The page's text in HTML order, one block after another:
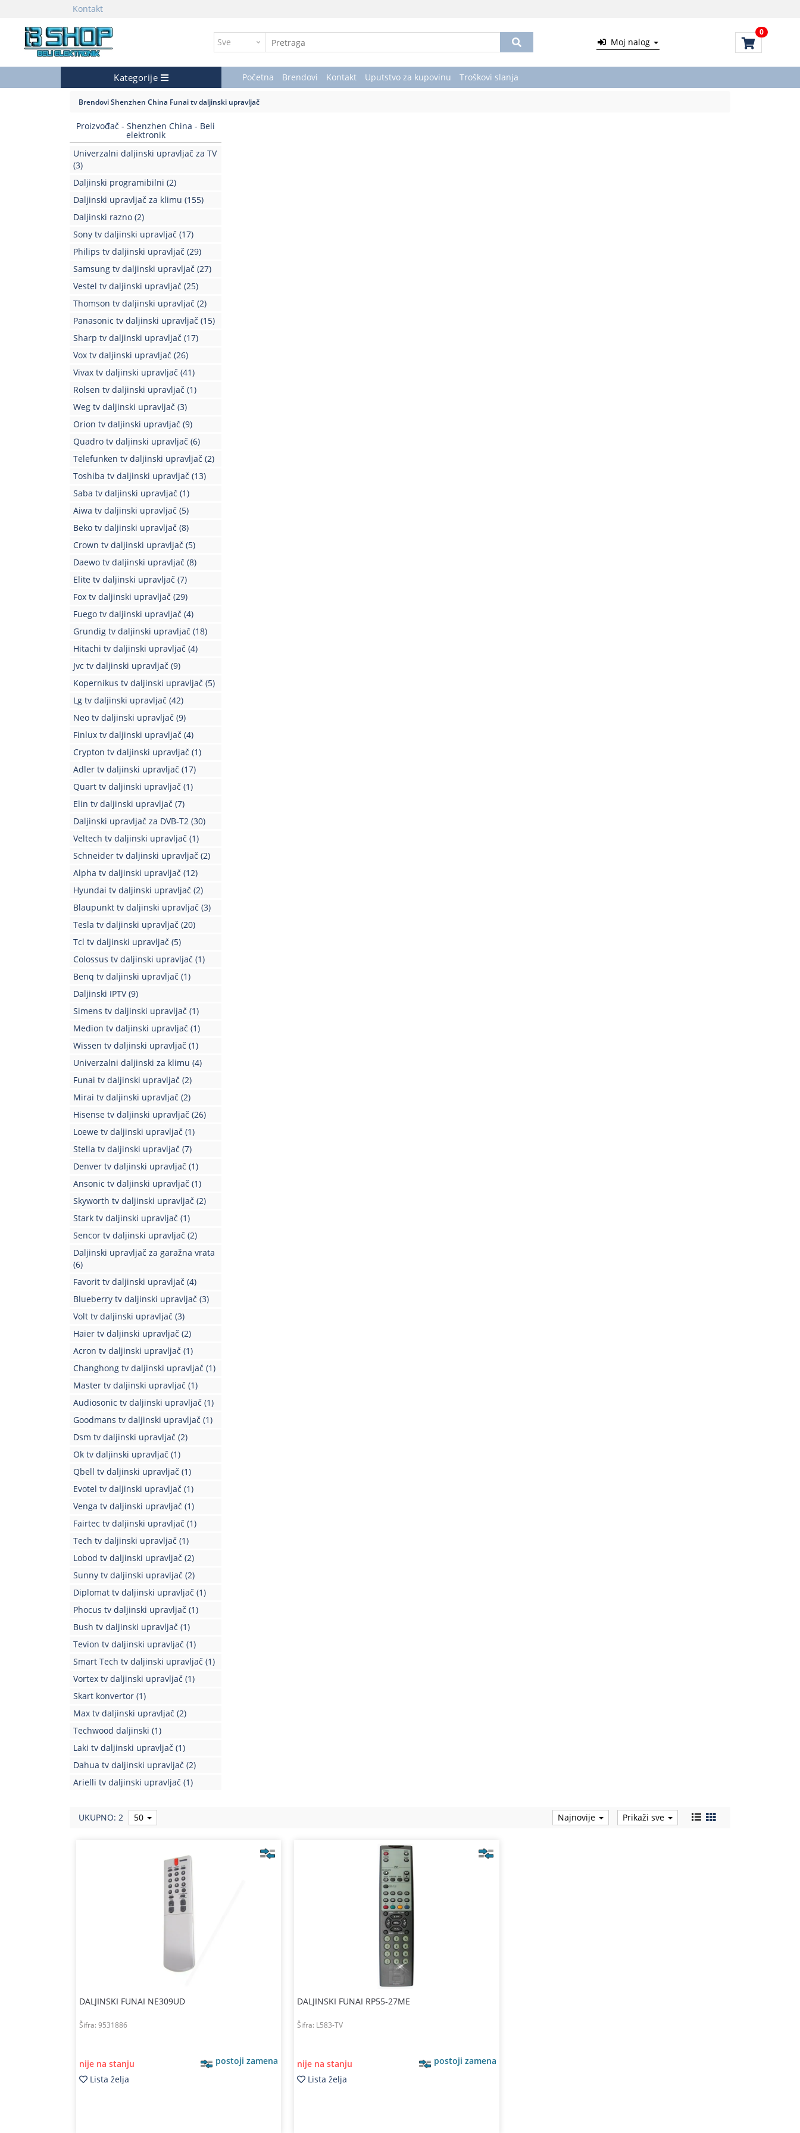
Kontakt
Moj nalog
0
Kategorije Početna Brendovi Kontakt Uputstvo za kupovinu Troškovi slanja
BrendoviShenzhen China Funai tv daljinski upravljač
Proizvođač - Shenzhen China - Beli
elektronik
Univerzalni daljinski upravljač za TV
(3)
Daljinski programibilni (2)
Daljinski upravljač za klimu (155)
Daljinski razno (2)
Sony tv daljinski upravljač (17)
Philips tv daljinski upravljač (29)
Samsung tv daljinski upravljač (27)
Vestel tv daljinski upravljač (25)
Thomson tv daljinski upravljač (2)
Panasonic tv daljinski upravljač (15)
Sharp tv daljinski upravljač (17)
Vox tv daljinski upravljač (26)
Vivax tv daljinski upravljač (41)
Rolsen tv daljinski upravljač (1)
Weg tv daljinski upravljač (3)
Orion tv daljinski upravljač (9)
Quadro tv daljinski upravljač (6)
Telefunken tv daljinski upravljač (2)
Toshiba tv daljinski upravljač (13)
Saba tv daljinski upravljač (1)
Aiwa tv daljinski upravljač (5)
Beko tv daljinski upravljač (8)
Crown tv daljinski upravljač (5)
Daewo tv daljinski upravljač (8)
Elite tv daljinski upravljač (7)
Fox tv daljinski upravljač (29)
Fuego tv daljinski upravljač (4)
Grundig tv daljinski upravljač (18)
Hitachi tv daljinski upravljač (4)
Jvc tv daljinski upravljač (9)
Kopernikus tv daljinski upravljač (5)
Lg tv daljinski upravljač (42)
Neo tv daljinski upravljač (9)
Finlux tv daljinski upravljač (4)
Crypton tv daljinski upravljač (1)
Adler tv daljinski upravljač (17)
Quart tv daljinski upravljač (1)
Elin tv daljinski upravljač (7)
Daljinski upravljač za DVB-T2 (30)
Veltech tv daljinski upravljač (1)
Schneider tv daljinski upravljač (2)
Alpha tv daljinski upravljač (12)
Hyundai tv daljinski upravljač (2)
Blaupunkt tv daljinski upravljač (3)
Tesla tv daljinski upravljač (20)
Tcl tv daljinski upravljač (5)
Colossus tv daljinski upravljač (1)
Benq tv daljinski upravljač (1)
Daljinski IPTV (9)
Simens tv daljinski upravljač (1)
Medion tv daljinski upravljač (1)
Wissen tv daljinski upravljač (1)
Univerzalni daljinski za klimu (4)
Funai tv daljinski upravljač (2)
Mirai tv daljinski upravljač (2)
Hisense tv daljinski upravljač (26)
Loewe tv daljinski upravljač (1)
Stella tv daljinski upravljač (7)
Denver tv daljinski upravljač (1)
Ansonic tv daljinski upravljač (1)
Skyworth tv daljinski upravljač (2)
Stark tv daljinski upravljač (1)
Sencor tv daljinski upravljač (2)
Daljinski upravljač za garažna vrata
(6)
Favorit tv daljinski upravljač (4)
Blueberry tv daljinski upravljač (3)
Volt tv daljinski upravljač (3)
Haier tv daljinski upravljač (2)
Acron tv daljinski upravljač (1)
Changhong tv daljinski upravljač (1)
Master tv daljinski upravljač (1)
Audiosonic tv daljinski upravljač (1)
Goodmans tv daljinski upravljač (1)
Dsm tv daljinski upravljač (2)
Ok tv daljinski upravljač (1)
Qbell tv daljinski upravljač (1)
Evotel tv daljinski upravljač (1)
Venga tv daljinski upravljač (1)
Fairtec tv daljinski upravljač (1)
Tech tv daljinski upravljač (1)
Lobod tv daljinski upravljač (2)
Sunny tv daljinski upravljač (2)
Diplomat tv daljinski upravljač (1)
Phocus tv daljinski upravljač (1)
Bush tv daljinski upravljač (1)
Tevion tv daljinski upravljač (1)
Smart Tech tv daljinski upravljač (1)
Vortex tv daljinski upravljač (1)
Skart konvertor (1)
Max tv daljinski upravljač (2)
Techwood daljinski (1)
Laki tv daljinski upravljač (1)
Dahua tv daljinski upravljač (2)
Arielli tv daljinski upravljač (1)
UKUPNO: 2 50 Najnovije Prikaži sve
DALJINSKI FUNAI NE309UD
Šifra: 9531886
nije na stanju
postoji zamena
Lista želja
DALJINSKI FUNAI RP55-27ME
Šifra: L583-TV
nije na stanju
postoji zamena
Lista želja